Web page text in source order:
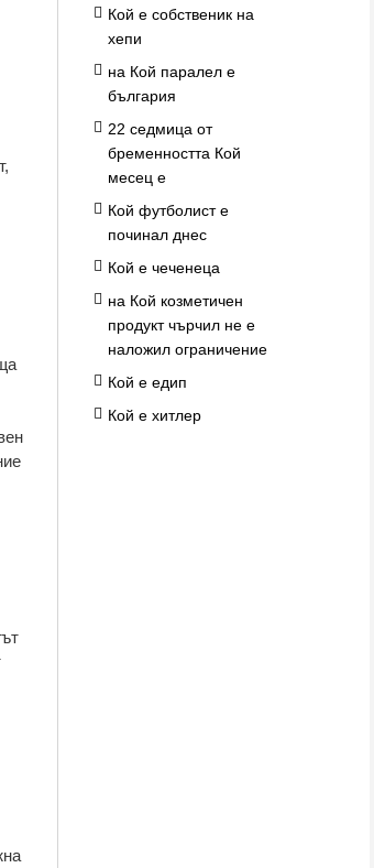
Кой е собственик на
хепи
на Кой паралел е
българия
22 седмица от
бременността Кой
месец е
Кой футболист е
починал днес
Кой е чеченеца
на Кой козметичен
продукт чърчил не е
наложил ограничение
Кой е едип
Кой е хитлер